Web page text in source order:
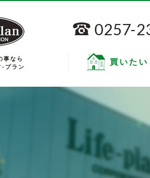
事なら
-プラン
0257-
買いたい